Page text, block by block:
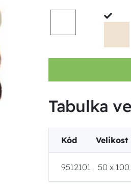
Tabulka
Kód Velikost
9512101 50 x